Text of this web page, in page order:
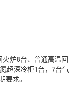
炉8台、普通高温回
超深冷柜1台，7台气
要求。